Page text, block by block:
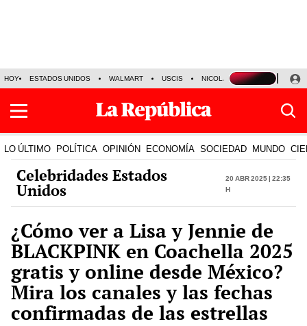
HOY ESTADOS UNIDOS WALMART USCIS NICOLÁS MADURO P-8
LO ÚLTIMO POLÍTICA OPINIÓN ECONOMÍA SOCIEDAD MUNDO
Celebridades Estados
Unidos
20 Abr 2025 | 22:35
h
¿Cómo ver a Lisa y Jennie de
BLACKPINK en Coachella 2025
gratis y online desde México?
Mira los canales y las fechas
confirmadas de las estrellas